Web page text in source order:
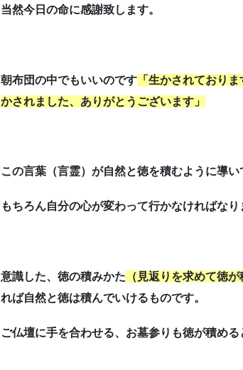
当然今日の命に感謝致します。
朝布団の中でもいいのです 「生かされており
かされました、ありがとうございます」
この言葉（言霊）が自然と徳を積むように導い
もちろん自分の心が変わって行かなければなり
意識した、徳の積みかた （見返りを求めて徳が
れば自然と徳は積んでいけるものです。
ご仏壇に手を合わせる、お墓参りも徳が積める